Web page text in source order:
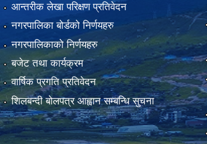
आन्तरीक लेखा परिक्षण प्रतिवेदन
नगरपालिका बोर्डको निर्णयहरु
नगरपालिकाको निर्णयहरु
बजेट तथा कार्यक्रम
वार्षिक प्रगति प्रतिवेदन
शिलबन्दी बोलपत्र आह्वान सम्बन्धि सुचना